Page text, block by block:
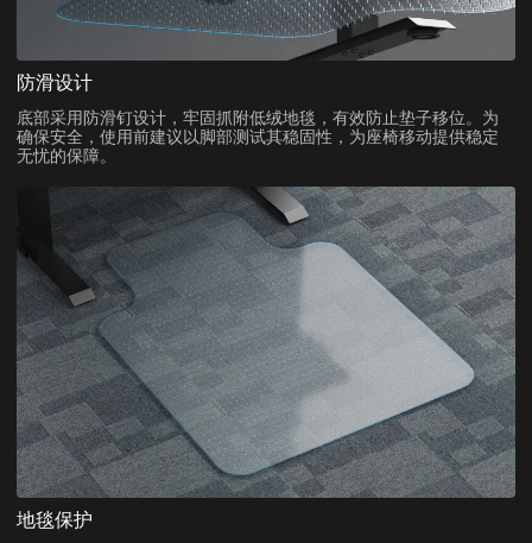
防滑设计
底部采用防滑钉设计，牢固抓附低绒地毯，有效防止垫子移位。为
确保安全，使用前建议以脚部测试其稳固性，为座椅移动提供稳定
无忧的保障。
地毯保护